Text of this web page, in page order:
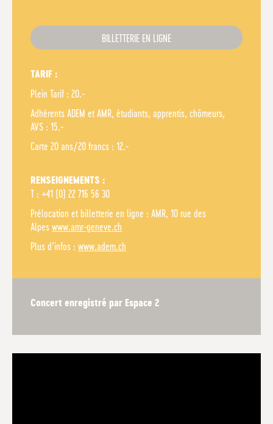
BILLETTERIE EN LIGNE
TARIF :
Plein Tarif : 20.-
Adhérents ADEM et AMR, étudiants, apprentis, chômeurs,
AVS : 15.-
Carte 20 ans/20 francs : 12.-
RENSEIGNEMENTS :
T : +41 (0) 22 716 56 30
Prélocation et billetterie en ligne : AMR, 10 rue des
Alpes www.amr-geneve.ch
Plus d’infos : www.adem.ch
Concert enregistré par Espace 2